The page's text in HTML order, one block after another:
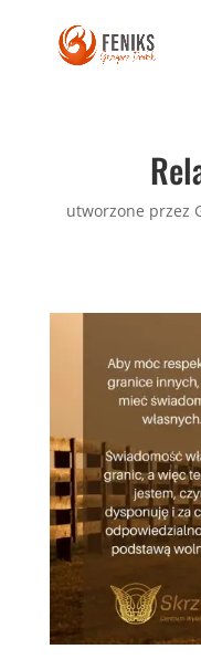
utworzone przez